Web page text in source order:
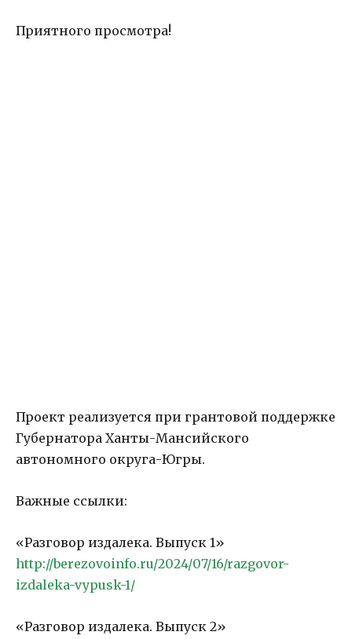
Приятного просмотра!
Проект реализуется при грантовой поддержке
Губернатора Ханты-Мансийского
автономного округа-Югры.
Важные ссылки:
«Разговор издалека. Выпуск 1»
http://berezovoinfo.ru/2024/07/16/razgovor-
izdaleka-vypusk-1/
«Разговор издалека. Выпуск 2»